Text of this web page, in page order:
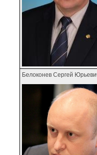
Белоконев Сергей